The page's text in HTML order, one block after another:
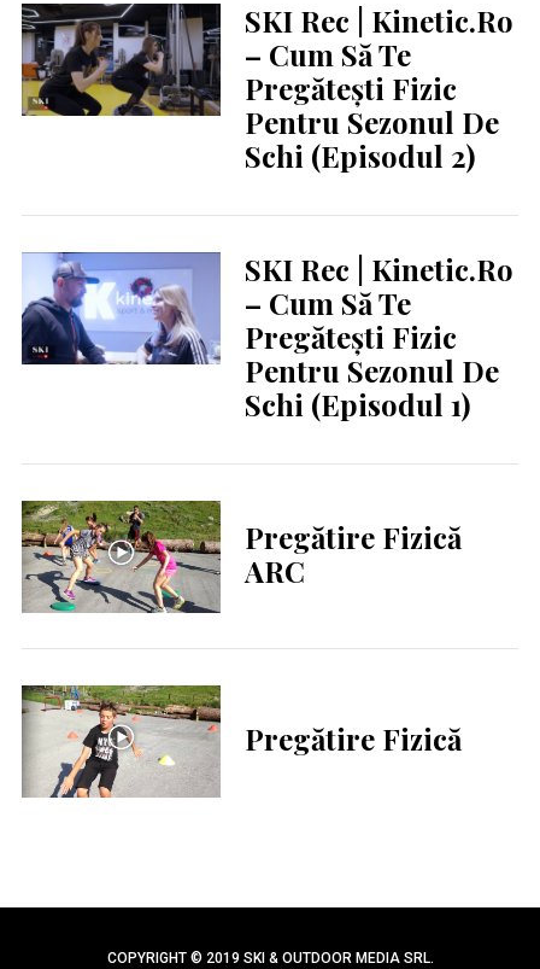
SKI Rec | Kinetic.ro
– Cum Să Te
Pregătești Fizic
Pentru Sezonul De
Schi (Episodul 2)
SKI Rec | Kinetic.ro
– Cum Să Te
Pregătești Fizic
Pentru Sezonul De
Schi (Episodul 1)
Pregătire Fizică
ARC
Pregătire Fizică
COPYRIGHT © 2019 SKI & OUTDOOR MEDIA SRL.